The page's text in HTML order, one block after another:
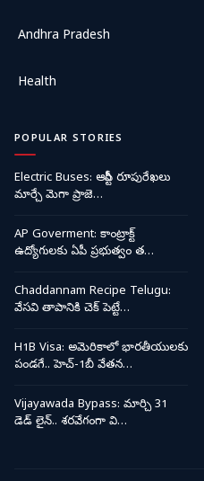
Andhra Pradesh
Health
POPULAR STORIES
Electric Buses: ఆర్టీసీ రూపురేఖలు
మార్చే మెగా ప్రాజె…
AP Goverment: కాంట్రాక్ట్
ఉద్యోగులకు ఏపీ ప్రభుత్వం త…
Chaddannam Recipe Telugu:
వేసవి తాపానికి చెక్ పెట్టే…
H1B Visa: అమెరికాలో భారతీయులకు
పండగే.. హెచ్-1బీ వేతన…
Vijayawada Bypass: మార్చి 31
డెడ్ లైన్.. శరవేగంగా వి…